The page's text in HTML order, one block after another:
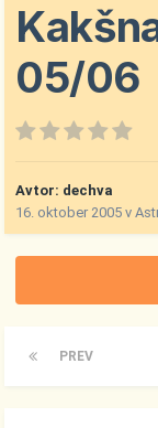
05/06
Avtor: dechva
16. oktober 2005 v
PREV